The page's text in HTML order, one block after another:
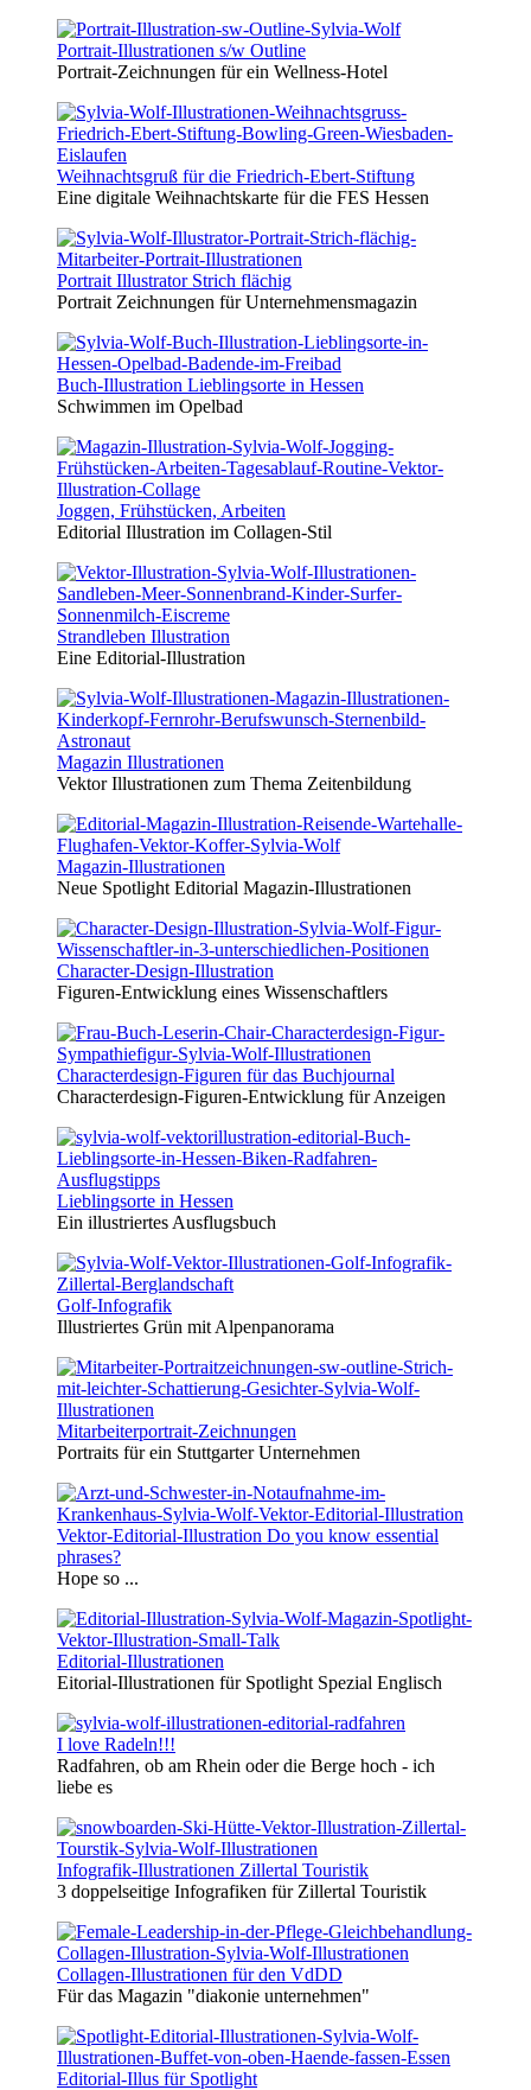
Portrait-Illustrationen s/w Outline
Portrait-Zeichnungen für ein Wellness-Hotel
Weihnachtsgruß für die Friedrich-Ebert-Stiftung
Eine digitale Weihnachtskarte für die FES Hessen
Portrait Illustrator Strich flächig
Portrait Zeichnungen für Unternehmensmagazin
Buch-Illustration Lieblingsorte in Hessen
Schwimmen im Opelbad
Joggen, Frühstücken, Arbeiten
Editorial Illustration im Collagen-Stil
Strandleben Illustration
Eine Editorial-Illustration
Magazin Illustrationen
Vektor Illustrationen zum Thema Zeitenbildung
Magazin-Illustrationen
Neue Spotlight Editorial Magazin-Illustrationen
Character-Design-Illustration
Figuren-Entwicklung eines Wissenschaftlers
Characterdesign-Figuren für das Buchjournal
Characterdesign-Figuren-Entwicklung für Anzeigen
Lieblingsorte in Hessen
Ein illustriertes Ausflugsbuch
Golf-Infografik
Illustriertes Grün mit Alpenpanorama
Mitarbeiterportrait-Zeichnungen
Portraits für ein Stuttgarter Unternehmen
Vektor-Editorial-Illustration Do you know essential
phrases?
Hope so ...
Editorial-Illustrationen
Eitorial-Illustrationen für Spotlight Spezial Englisch
I love Radeln!!!
Radfahren, ob am Rhein oder die Berge hoch - ich
liebe es
Infografik-Illustrationen Zillertal Touristik
3 doppelseitige Infografiken für Zillertal Touristik
Collagen-Illustrationen für den VdDD
Für das Magazin "diakonie unternehmen"
Editorial-Illus für Spotlight